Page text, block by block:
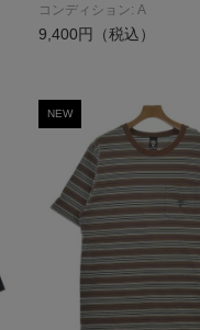
コンディション: A
9,400円（税込）
NEW